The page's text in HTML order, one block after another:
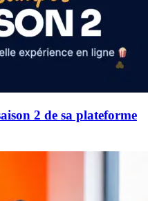
2 de sa plateforme